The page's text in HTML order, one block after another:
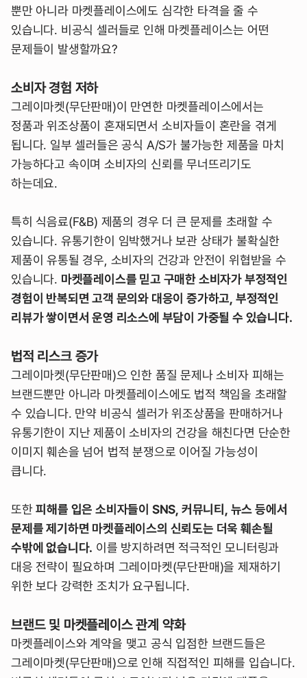
뿐만 아니라 마켓플레이스에도 심각한 타격을 줄 수
있습니다. 비공식 셀러들로 인해 마켓플레이스는 어떤
문제들이 발생할까요?
소비자 경험 저하
그레이마켓(무단판매)이 만연한 마켓플레이스에서는
정품과 위조상품이 혼재되면서 소비자들이 혼란을 겪게
됩니다. 일부 셀러들은 공식 A/S가 불가능한 제품을 마치
가능하다고 속이며 소비자의 신뢰를 무너뜨리기도
하는데요.
특히 식음료(F&B) 제품의 경우 더 큰 문제를 초래할 수
있습니다. 유통기한이 임박했거나 보관 상태가 불확실한
제품이 유통될 경우, 소비자의 건강과 안전이 위협받을 수
있습니다. 마켓플레이스를 믿고 구매한 소비자가 부정적인
경험이 반복되면 고객 문의와 대응이 증가하고, 부정적인
리뷰가 쌓이면서 운영 리소스에 부담이 가중될 수 있습니다.
법적 리스크 증가
그레이마켓(무단판매)으 인한 품질 문제나 소비자 피해는
브랜드뿐만 아니라 마켓플레이스에도 법적 책임을 초래할
수 있습니다. 만약 비공식 셀러가 위조상품을 판매하거나
유통기한이 지난 제품이 소비자의 건강을 해친다면 단순한
이미지 훼손을 넘어 법적 분쟁으로 이어질 가능성이
큽니다.
또한피해를 입은 소비자들이 SNS, 커뮤니티, 뉴스 등에서
문제를 제기하면 마켓플레이스의 신뢰도는 더욱 훼손될
수밖에 없습니다. 이를 방지하려면 적극적인 모니터링과
대응 전략이 필요하며 그레이마켓(무단판매)을 제재하기
위한 보다 강력한 조치가 요구됩니다.
브랜드 및 마켓플레이스 관계 약화
마켓플레이스와 계약을 맺고 공식 입점한 브랜드들은
그레이마켓(무단판매)으로 인해 직접적인 피해를 입습니다.